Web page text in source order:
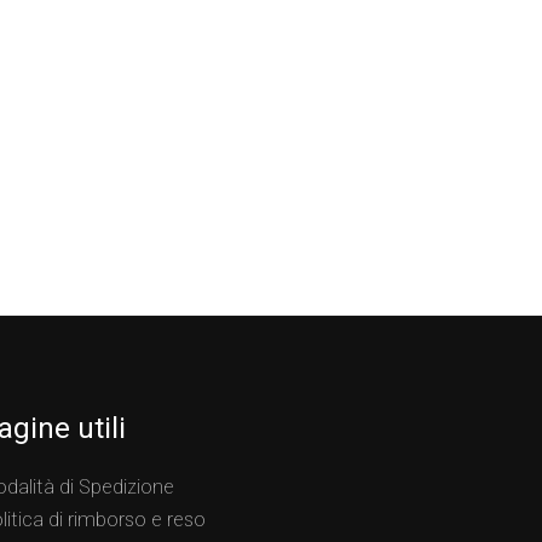
utili
di Spedizione
di rimborso e reso